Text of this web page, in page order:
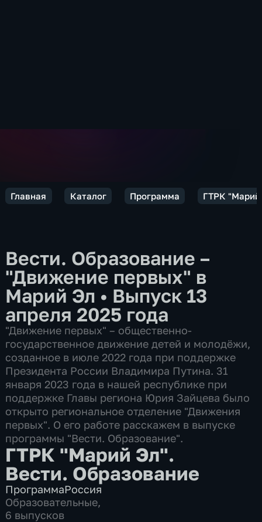
Главная Каталог Программа ГТРК "Марий
Вести. Образование –
"Движение первых" в
Марий Эл • Выпуск 13
апреля 2025 года
"Движение первых" – общественно-
государственное движение детей и молодёжи,
созданное в июле 2022 года при поддержке
Президента России Владимира Путина. 31
января 2023 года в нашей республике при
поддержке Главы региона Юрия Зайцева было
открыто региональное отделение "Движения
первых". О его работе расскажем в выпуске
программы "Вести. Образование".
ГТРК "Марий Эл".
Вести. Образование
ПрограммаРоссия
Образовательные,
6 выпусков